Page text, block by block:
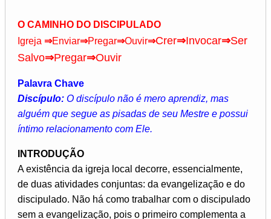
O CAMINHO DO DISCIPULADO
Igreja ⇒Enviar⇒Pregar⇒Ouvir⇒Crer⇒Invocar⇒Ser
Salvo⇒Pregar⇒Ouvir
Palavra Chave
Discípulo: O discípulo não é mero aprendiz, mas
alguém que segue as pisadas de seu Mestre e possui
íntimo relacionamento com Ele.
INTRODUÇÃO
A existência da igreja local decorre, essencialmente,
de duas atividades conjuntas: da evangelização e do
discipulado. Não há como trabalhar com o discipulado
sem a evangelização, pois o primeiro complementa a